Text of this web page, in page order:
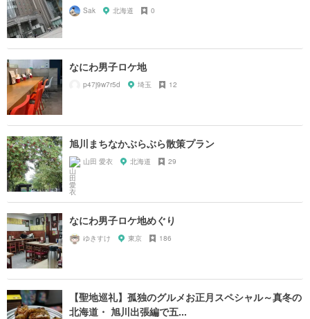
Sak 北海道 0
なにわ男子ロケ地
p47j9w7r5d 埼玉 12
旭川まちなかぶらぶら散策プラン
山田 愛衣 北海道 29
なにわ男子ロケ地めぐり
ゆきすけ 東京 186
【聖地巡礼】孤独のグルメお正月スペシャル～真冬の
北海道・ 旭川出張編で五...